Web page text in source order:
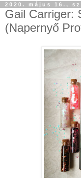
2020. május 16.,
Gail Carriger:
(Napernyő